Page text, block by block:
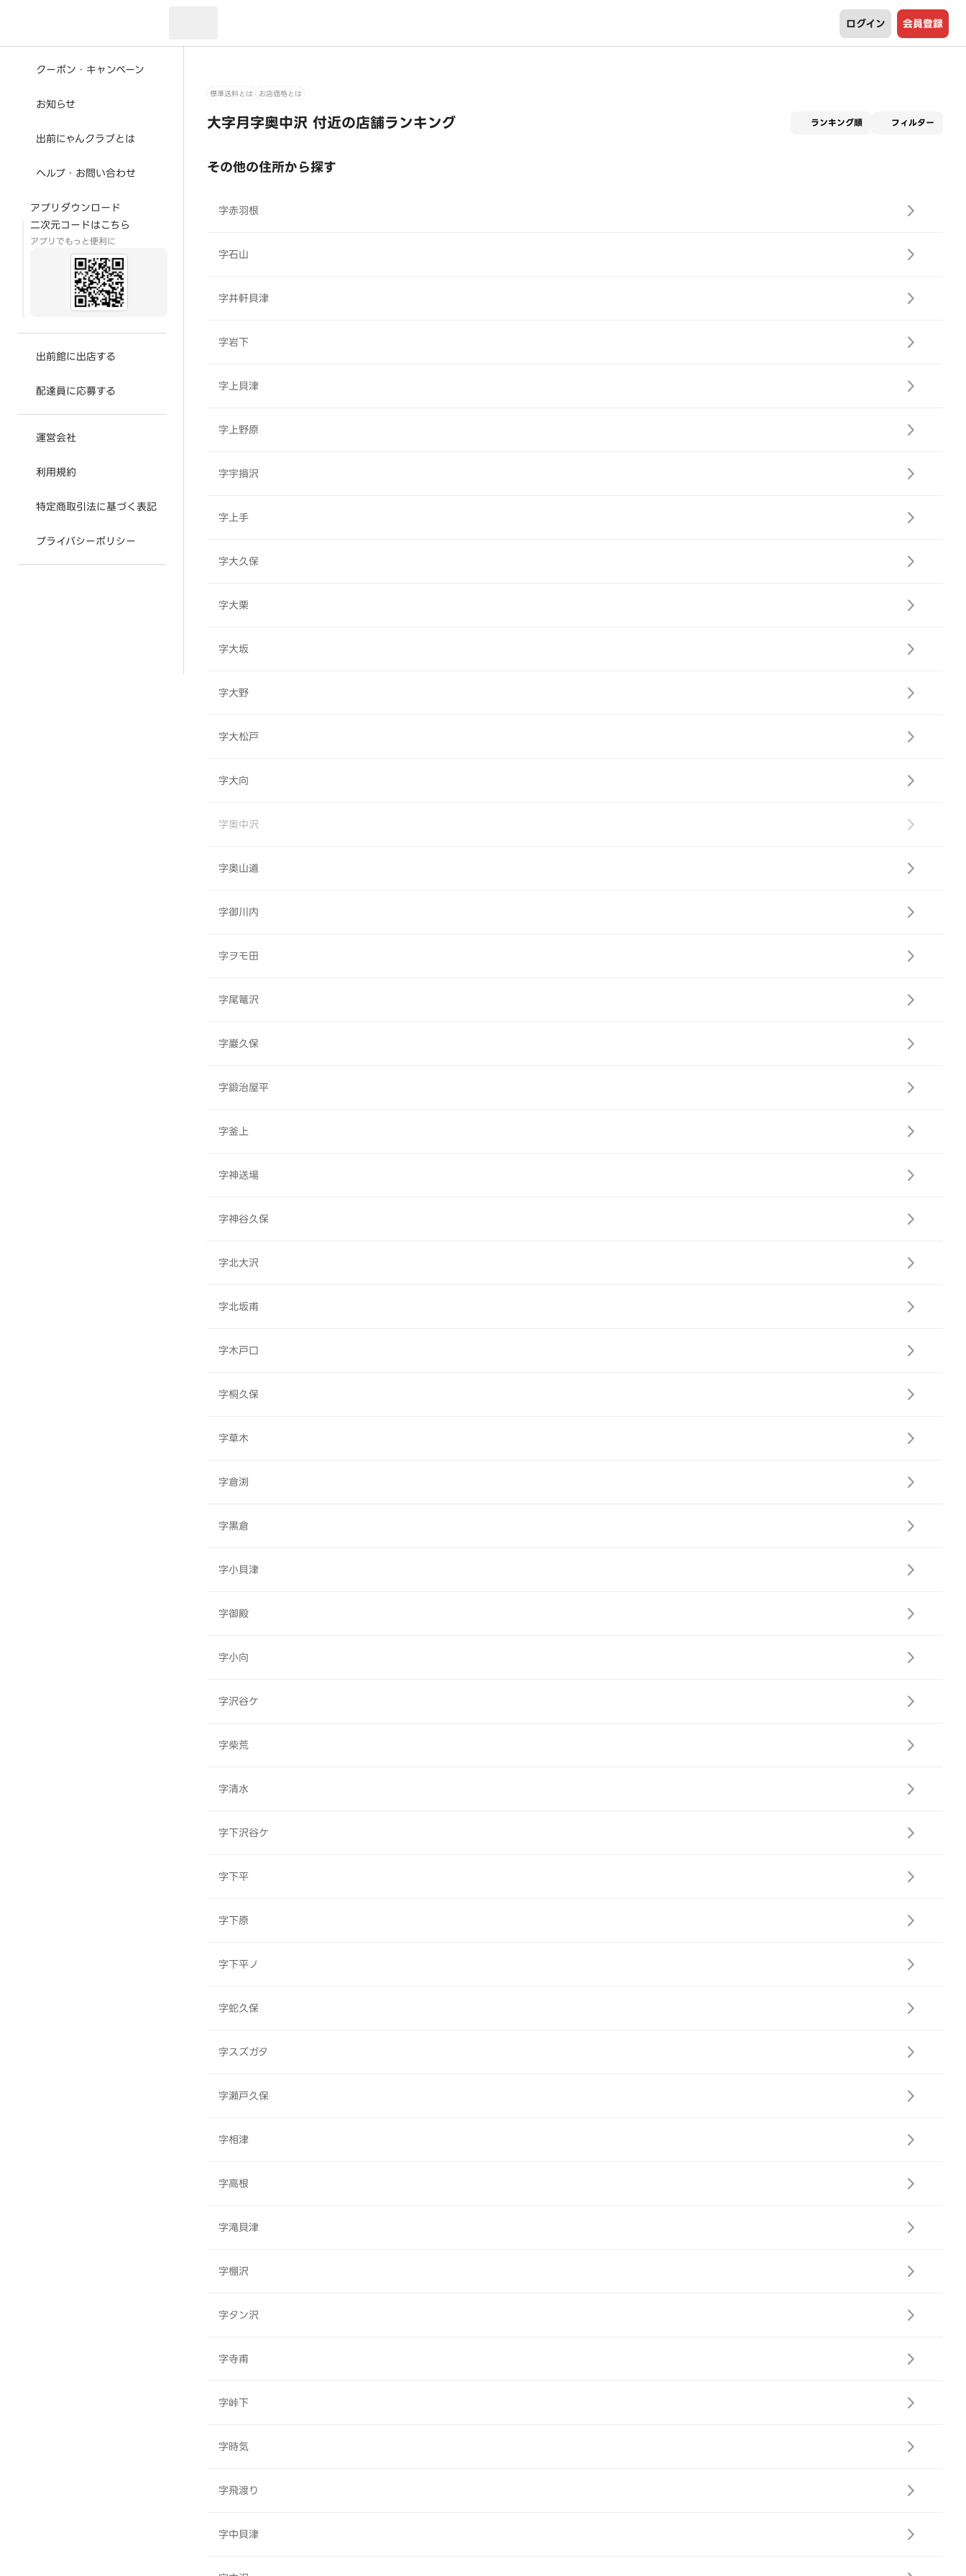
ログイン 会員登録
クーポン・キャンペーン
お知らせ
出前にゃんクラブとは
ヘルプ・お問い合わせ
アプリダウンロード
二次元コードはこちら
アプリでもっと便利に
出前館に出店する
配達員に応募する
運営会社
利用規約
特定商取引法に基づく表記
プライバシーポリシー
標準送料とは お店価格とは
大字月字奥中沢 付近の店舗ランキング ランキング順 フィルター
その他の住所から探す
字赤羽根
字石山
字井軒貝津
字岩下
字上貝津
字上野原
字宇損沢
字上手
字大久保
字大栗
字大坂
字大野
字大松戸
字大向
字奥中沢
字奥山道
字御川内
字ヲモ田
字尾篭沢
字巖久保
字鍛治屋平
字釜上
字神送場
字神谷久保
字北大沢
字北坂甫
字木戸口
字桐久保
字草木
字倉渕
字黒倉
字小貝津
字御殿
字小向
字沢谷ケ
字柴荒
字清水
字下沢谷ケ
字下平
字下原
字下平ノ
字蛇久保
字スズガタ
字瀬戸久保
字相津
字高根
字滝貝津
字棚沢
字タン沢
字寺甫
字峠下
字時気
字飛渡り
字中貝津